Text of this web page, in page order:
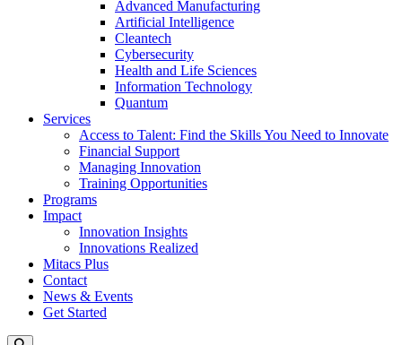
Advanced Manufacturing
Artificial Intelligence
Cleantech
Cybersecurity
Health and Life Sciences
Information Technology
Quantum
Services
Access to Talent: Find the Skills You Need to Innovate
Financial Support
Managing Innovation
Training Opportunities
Programs
Impact
Innovation Insights
Innovations Realized
Mitacs Plus
Contact
News & Events
Get Started